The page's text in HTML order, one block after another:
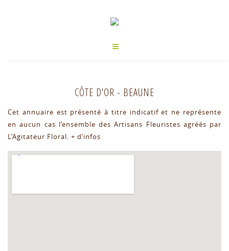
CÔTE D'OR - BEAUNE
Cet annuaire est présenté à titre indicatif et ne représente
en aucun cas l’ensemble des Artisans Fleuristes agréés par
L’Agitateur Floral. + d’infos